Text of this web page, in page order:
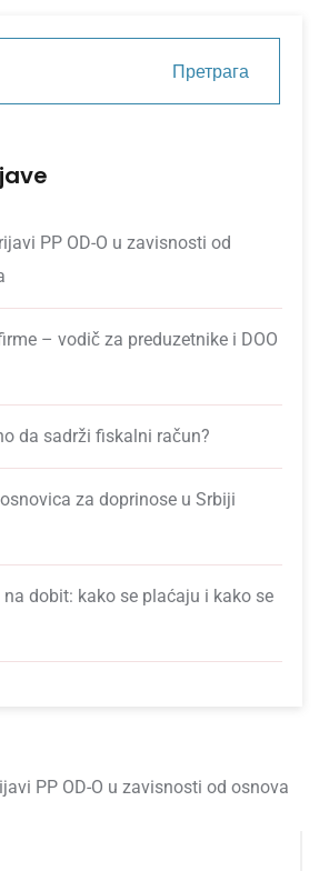
Претрага
PP OD-O u zavisnosti od
– vodič za preduzetnike i DOO
da sadrži fiskalni račun?
za doprinose u Srbiji
dobit: kako se plaćaju i kako se